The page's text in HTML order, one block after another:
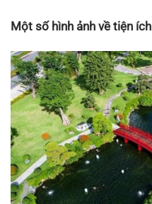
Một số hình ảnh về tiện ích​